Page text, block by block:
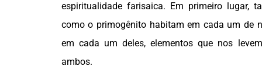
espiritualidade farisaica. Em primeiro lugar,
como o primogênito habitam em cada um de
em cada um deles, elementos que nos
ambos.